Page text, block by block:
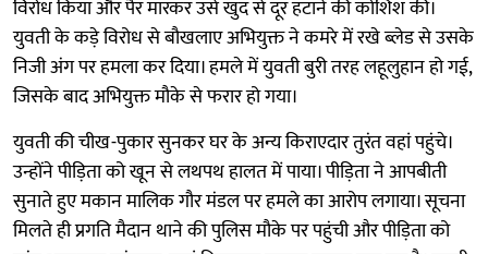
विरोध किया और पैर मारकर उसे खुद से दूर हटाने की कोशिश की।
युवती के कड़े विरोध से बौखलाए अभियुक्त ने कमरे में रखे ब्लेड से उसके
निजी अंग पर हमला कर दिया। हमले में युवती बुरी तरह लहूलुहान हो गई,
जिसके बाद अभियुक्त मौके से फरार हो गया।
युवती की चीख-पुकार सुनकर घर के अन्य किराएदार तुरंत वहां पहुंचे।
उन्होंने पीड़िता को खून से लथपथ हालत में पाया। पीड़िता ने आपबीती
सुनाते हुए मकान मालिक गौर मंडल पर हमले का आरोप लगाया। सूचना
मिलते ही प्रगति मैदान थाने की पुलिस मौके पर पहुंची और पीड़िता को